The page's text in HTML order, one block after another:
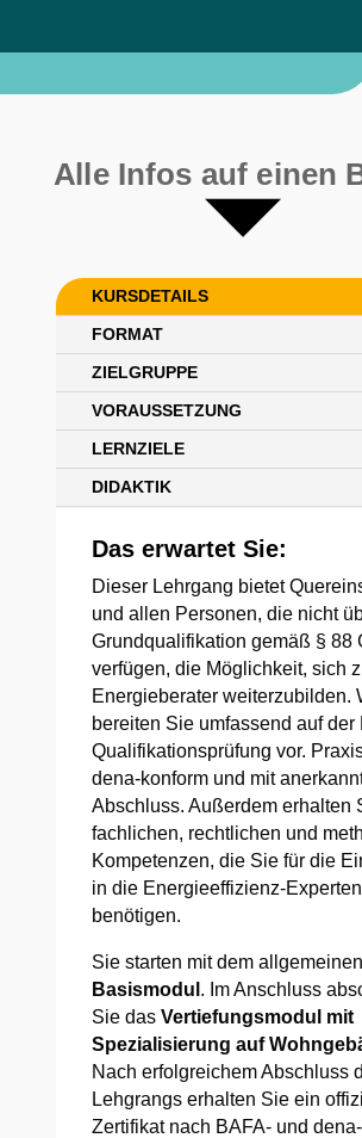
Alle Infos auf einen
KURSDETAILS
FORMAT
ZIELGRUPPE
VORAUSSETZUNG
LERNZIELE
DIDAKTIK
Das erwartet Sie:
Dieser Lehrgang bietet
und allen Personen, die nicht
Grundqualifikation gemäß § 88
verfügen, die Möglichkeit, sich
Energieberater weiterzubilden.
bereiten Sie umfassend auf der
Qualifikationsprüfung vor.
dena-konform und mit
Abschluss. Außerdem erhalten
fachlichen, rechtlichen und
Kompetenzen, die Sie für die
in die Energieeffizienz-
benötigen.
Sie starten mit dem allgemeinen
Basismodul . Im Anschluss
Sie das Vertiefungsmodul mit
Spezialisierung auf
Nach erfolgreichem Abschluss
Lehgrangs erhalten Sie ein
Zertifikat nach BAFA- und dena-